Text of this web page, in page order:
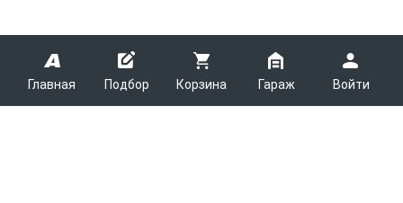
Главная Подбор Корзина Гараж Войти